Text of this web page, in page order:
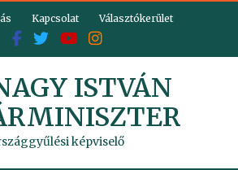
Kapcsolat Választókerület
ISTVÁN
képviselő